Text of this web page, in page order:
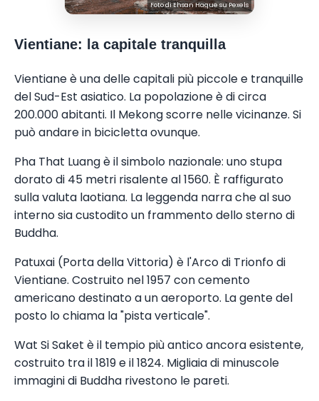
Foto diEhsan HaquesuPexels
Vientiane: la capitale tranquilla
Vientiane è una delle capitali più piccole e tranquille
del Sud-Est asiatico. La popolazione è di circa
200.000 abitanti. Il Mekong scorre nelle vicinanze. Si
può andare in bicicletta ovunque.
Pha That Luang è il simbolo nazionale: uno stupa
dorato di 45 metri risalente al 1560. È raffigurato
sulla valuta laotiana. La leggenda narra che al suo
interno sia custodito un frammento dello sterno di
Buddha.
Patuxai (Porta della Vittoria) è l'Arco di Trionfo di
Vientiane. Costruito nel 1957 con cemento
americano destinato a un aeroporto. La gente del
posto lo chiama la "pista verticale".
Wat Si Saket è il tempio più antico ancora esistente,
costruito tra il 1819 e il 1824. Migliaia di minuscole
immagini di Buddha rivestono le pareti.